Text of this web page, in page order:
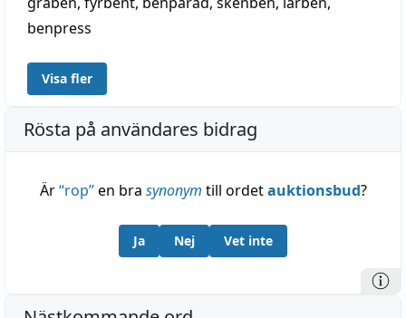
bent, t. ex. bredbent och dylikt, under hylt.
benpress
Visa fler
Rösta på användares bidrag
Är“rop”en bra synonym till ordetauktionsbud?
Ja Nej Vet inte